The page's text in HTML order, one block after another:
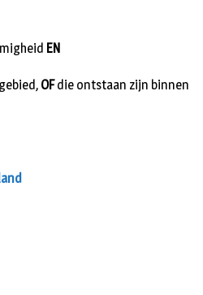
EN
OFdie ontstaan zijn binnen